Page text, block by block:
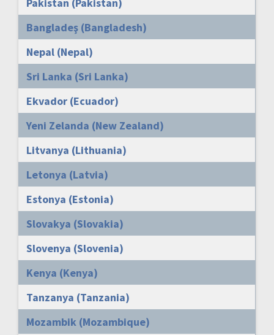
Bangladeş (Bangladesh)
Nepal (Nepal)
Sri Lanka (Sri Lanka)
Ekvador (Ecuador)
Yeni Zelanda (New Zealand)
Litvanya (Lithuania)
Letonya (Latvia)
Estonya (Estonia)
Slovakya (Slovakia)
Slovenya (Slovenia)
Kenya (Kenya)
Tanzanya (Tanzania)
Mozambik (Mozambique)